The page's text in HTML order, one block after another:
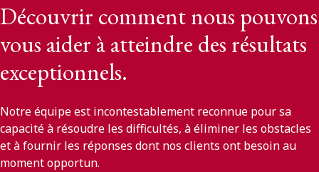
Découvrir comment nous pouvons
vous aider à atteindre des résultats
exceptionnels.
Notre équipe est incontestablement reconnue pour sa
capacité à résoudre les difficultés, à éliminer les obstacles
et à fournir les réponses dont nos clients ont besoin au
moment opportun.